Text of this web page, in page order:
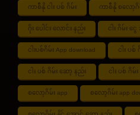
ကာစီနို ငါး ပစ် ဂိမ်း ကာစီနို စလော့ဂိ
ဂိုး ပေါင်း လောင်း နည်း ငါး ဂိမ်း
ငါးပစ်ဂိမ်း App download ငါး ပစ်
ငါး ပစ် ဂိမ်း ဆော့ နည်း ငါး ပစ် ဂိ
စလော့ဂိမ်း app စလော့ဂိမ်း app